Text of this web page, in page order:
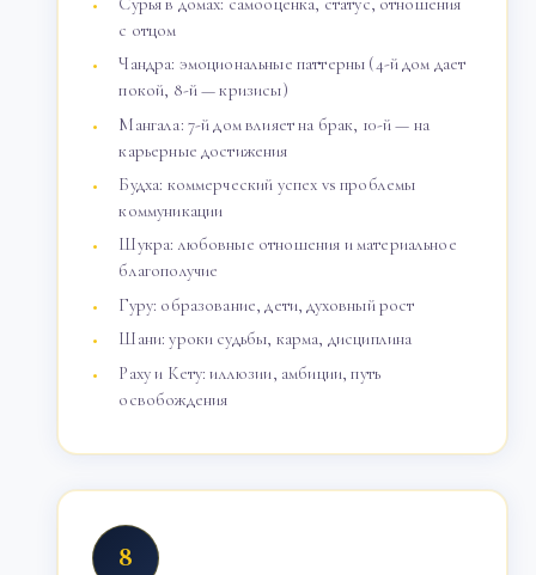
с отцом
Чандра: эмоциональные паттерны (4-й дом дает
покой, 8-й — кризисы)
Мангала: 7-й дом влияет на брак, 10-й — на
карьерные достижения
Будха: коммерческий успех vs проблемы
коммуникации
Шукра: любовные отношения и материальное
благополучие
Гуру: образование, дети, духовный рост
Шани: уроки судьбы, карма, дисциплина
Раху и Кету: иллюзии, амбиции, путь
освобождения
8